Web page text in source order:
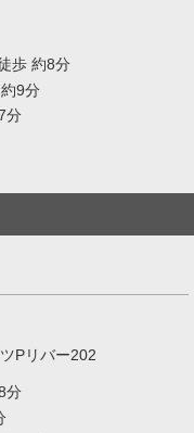
歩 約8分
9分
分
Pリバー202
分